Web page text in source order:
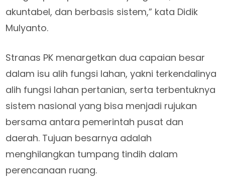
akuntabel, dan berbasis sistem,” kata Didik
Mulyanto.
Stranas PK menargetkan dua capaian besar
dalam isu alih fungsi lahan, yakni terkendalinya
alih fungsi lahan pertanian, serta terbentuknya
sistem nasional yang bisa menjadi rujukan
bersama antara pemerintah pusat dan
daerah. Tujuan besarnya adalah
menghilangkan tumpang tindih dalam
perencanaan ruang.